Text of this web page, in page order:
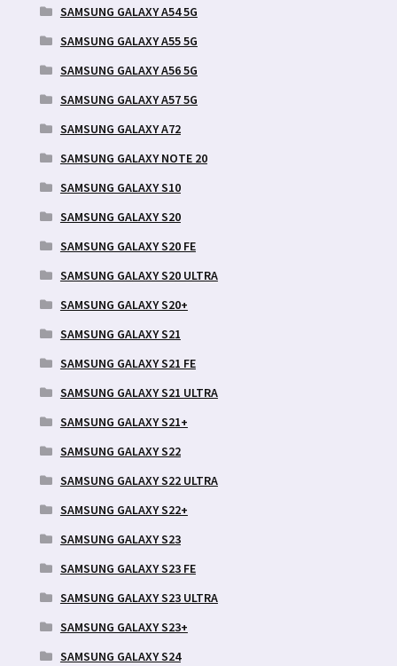
SAMSUNG GALAXY A54 5G
SAMSUNG GALAXY A55 5G
SAMSUNG GALAXY A56 5G
SAMSUNG GALAXY A57 5G
SAMSUNG GALAXY A72
SAMSUNG GALAXY NOTE 20
SAMSUNG GALAXY S10
SAMSUNG GALAXY S20
SAMSUNG GALAXY S20 FE
SAMSUNG GALAXY S20 ULTRA
SAMSUNG GALAXY S20+
SAMSUNG GALAXY S21
SAMSUNG GALAXY S21 FE
SAMSUNG GALAXY S21 ULTRA
SAMSUNG GALAXY S21+
SAMSUNG GALAXY S22
SAMSUNG GALAXY S22 ULTRA
SAMSUNG GALAXY S22+
SAMSUNG GALAXY S23
SAMSUNG GALAXY S23 FE
SAMSUNG GALAXY S23 ULTRA
SAMSUNG GALAXY S23+
SAMSUNG GALAXY S24